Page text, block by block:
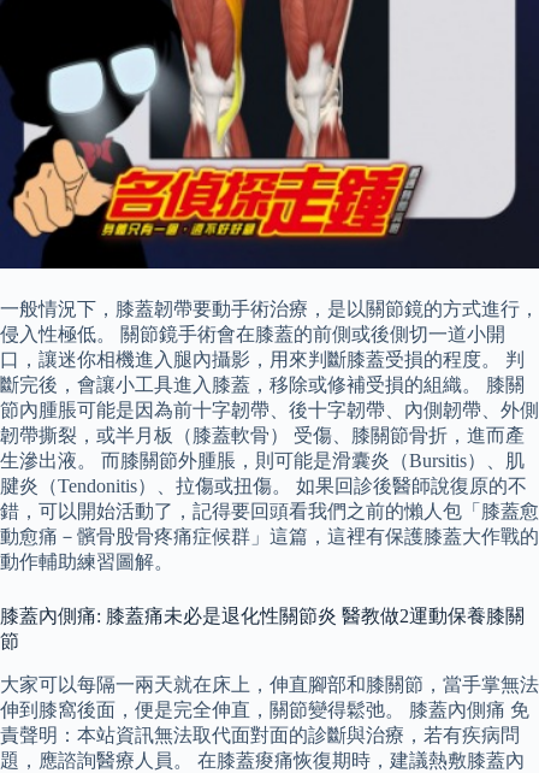
一般情況下，膝蓋韌帶要動手術治療，是以關節鏡的方式進行，
侵入性極低。 關節鏡手術會在膝蓋的前側或後側切一道小開
口，讓迷你相機進入腿內攝影，用來判斷膝蓋受損的程度。 判
斷完後，會讓小工具進入膝蓋，移除或修補受損的組織。 膝關
節內腫脹可能是因為前十字韌帶、後十字韌帶、內側韌帶、外側
韌帶撕裂，或半月板（膝蓋軟骨） 受傷、膝關節骨折，進而產
生滲出液。 而膝關節外腫脹，則可能是滑囊炎（Bursitis）、肌
腱炎（Tendonitis）、拉傷或扭傷。 如果回診後醫師說復原的不
錯，可以開始活動了，記得要回頭看我們之前的懶人包「膝蓋愈
動愈痛－髕骨股骨疼痛症候群」這篇，這裡有保護膝蓋大作戰的
動作輔助練習圖解。
膝蓋內側痛: 膝蓋痛未必是退化性關節炎 醫教做2運動保養膝關
節
大家可以每隔一兩天就在床上，伸直腳部和膝關節，當手掌無法
伸到膝窩後面，便是完全伸直，關節變得鬆弛。 膝蓋內側痛 免
責聲明：本站資訊無法取代面對面的診斷與治療，若有疾病問
題，應諮詢醫療人員。 在膝蓋痠痛恢復期時，建議熱敷膝蓋內